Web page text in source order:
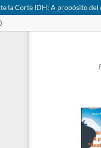
la Corte IDH: A propósito del